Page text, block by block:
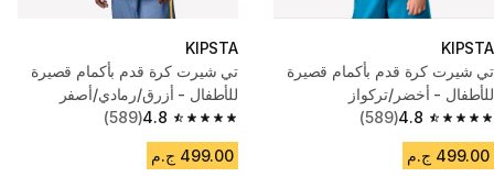
KIPSTA
تي شيرت كرة قدم بأكمام قصيرة
للأطفال - أخضر/تركواز
4.8
4.8 out of 5 stars from 589 reviews
(589)
499.00 ج.م
KIPSTA
تي شيرت كرة قدم بأكمام قصيرة
للأطفال - أزرق/رمادي/أصفر
4.8
4.8 out of 5 stars from 589 reviews
(589)
499.00 ج.م